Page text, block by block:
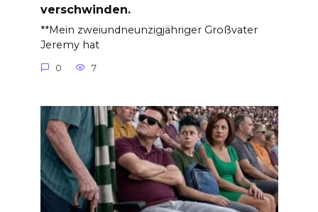
verschwinden.
**Mein zweiundneunzigjähriger Großvater
Jeremy hat
0 7